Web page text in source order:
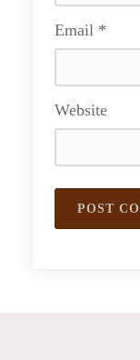
Email *
Website